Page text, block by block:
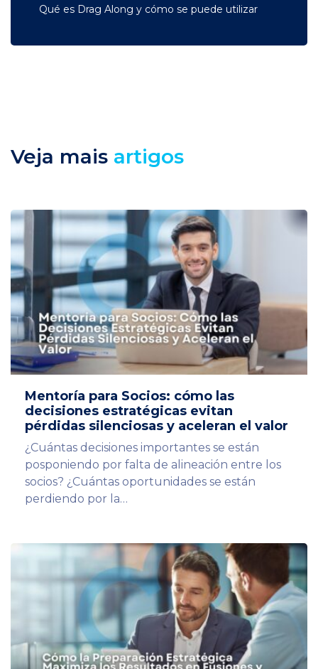
Qué es Drag Along y cómo se puede utilizar
Veja mais artigos
Mentoría para Socios: cómo las
decisiones estratégicas evitan
pérdidas silenciosas y aceleran el valor
¿Cuántas decisiones importantes se están
posponiendo por falta de alineación entre los
socios? ¿Cuántas oportunidades se están
perdiendo por la…